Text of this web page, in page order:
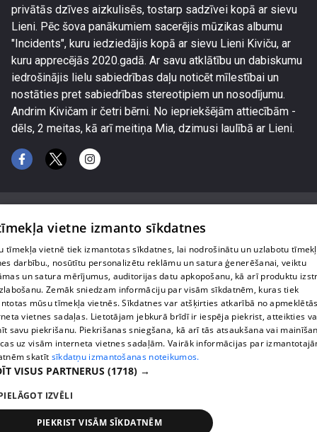
privātās dzīves aizkulisēs, tostarp sadzīvei kopā ar sievu
Lieni. Pēc šova panākumiem sacerējis mūzikas albumu
"Incidents", kuru iedziedājis kopā ar sievu Lieni Kiviču, ar
kuru apprecējās 2020.gadā. Ar savu atklātību un dabiskumu
iedrošinājis lielu sabiedrības daļu noticēt mīlestībai un
nostāties pret sabiedrības stereotipiem un nosodījumu.
Andrim Kivičam ir četri bērni. No iepriekšējām attiecībām -
dēls, 2 meitas, kā arī meitiņa Mia, dzimusi laulībā ar Lieni.
1188 play jautājumu gadījumā raksti:
info@1188.lv
reklāma:
Par mums
Privātuma politika
Sīkdatnes
Lietošanas noteikumi
vietne izmanto sīkdatnes
tīmekļa vietnē tiek izmantotas sīkdatnes, lai nodrošinātu un uzlabotu
darbību., nosūtītu personalizētu reklāmu un satura ģenerēšanai, veiktu
un satura mērījumus, auditorijas datu apkopošanu, kā arī produktu
Zemāk sniedzam informāciju par visām sīkdatnēm, kuras tiek
mūsu tīmekļa vietnēs. Sīkdatnes var atšķirties atkarībā no
vietnes sadaļas. Lietotājam jebkurā brīdī ir iespēja piekrist, atteikties
savu piekrišanu. Piekrišanas sniegšana, kā arī tās atsaukšana vai
uz visām interneta vietnes sadaļām. Vairāk informācijas par
skatīt sīkdatņu izmantošanas noteikumos.
VISUS PARTNERUS (1718) →
IZVĒLI
PIEKRIST VISĀM SĪKDATNĒM